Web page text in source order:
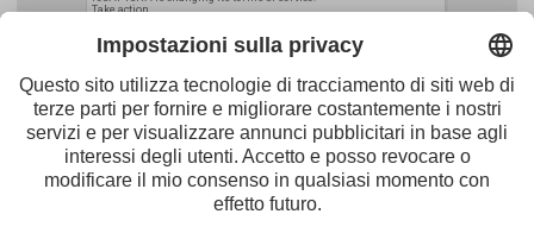
FacebookYoutubeInstagramPinterestFeed